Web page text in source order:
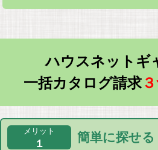
ハウスネット
一括カタログ請求
メリット
１ 簡単に探せる